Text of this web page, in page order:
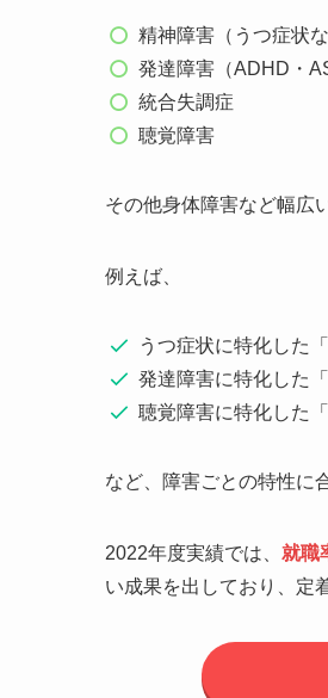
精神障害（うつ症状な
発達障害（ADHD・
統合失調症
聴覚障害
その他身体障害など幅広
例えば、
うつ症状に特化した
発達障害に特化した
聴覚障害に特化した
など、障害ごとの特性に
2022年度実績では、 就職
い成果を出しており、定